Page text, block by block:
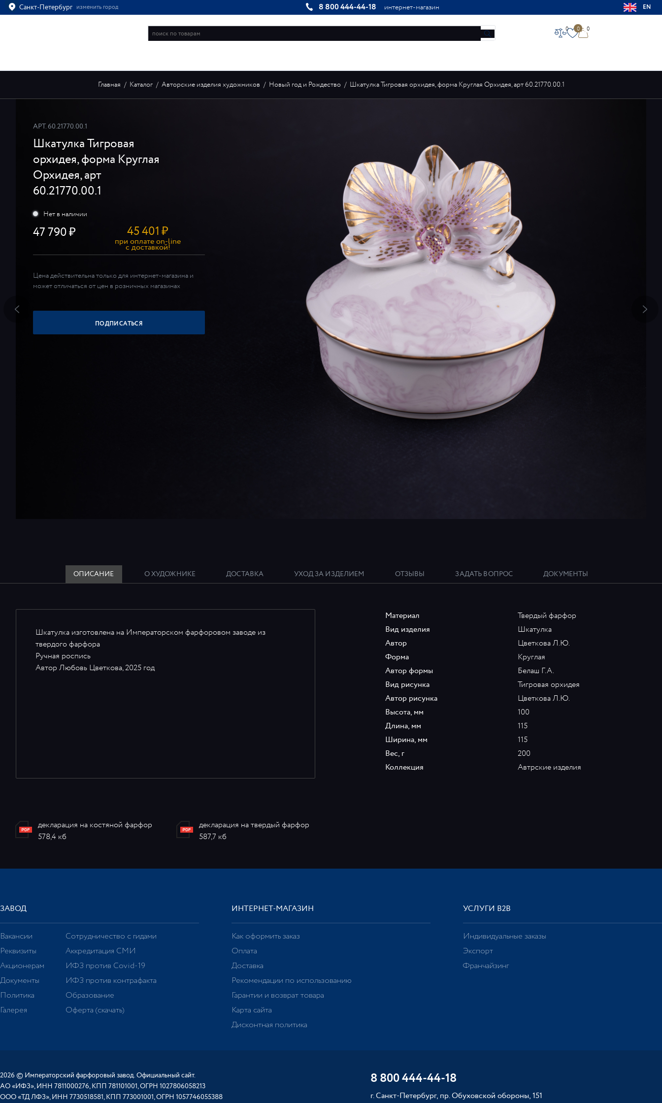
Санкт-Петербург изменить город 8 800 444-44-18 интернет-магазин EN
0 0 0
Главная / Каталог / Авторские изделия художников / Новый год и Рождество / Шкатулка Тигровая орхидея, форма Круглая Орхидея, арт 60.21770.00.1
АРТ.60.21770.00.1
Шкатулка Тигровая
орхидея, форма Круглая
Орхидея, арт
60.21770.00.1
47 790 45 401₽
при оплате on-line
c доставкой!
Цена действительна только для интернет-магазина и
может отличаться от цен в розничных магазинах
ПОДПИСАТЬСЯ
ОПИСАНИЕ О ХУДОЖНИКЕ ДОСТАВКА УХОД ЗА ИЗДЕЛИЕМ ОТЗЫВЫ ЗАДАТЬ ВОПРОС ДОКУМЕНТЫ
Шкатулка изготовлена на Императорском фарфоровом заводе из
твердого фарфора
Ручная роспись
Автор Любовь Цветкова, 2025 год
Материал
Твердый фарфор
Вид изделия
Шкатулка
Автор
Цветкова Л.Ю.
Форма
Круглая
Автор формы
Белаш Г.А.
Вид рисунка
Тигровая орхидея
Автор рисунка
Цветкова Л.Ю.
Высота, мм
100
Длина, мм
115
Ширина, мм
115
Вес, г
200
Коллекция
Автрские изделия
декларация на костяной фарфор
578,4 кб
декларация на твердый фарфор
587,7 кб
ЗАВОД
Вакансии
Реквизиты
Акционерам
Документы
Политика
Галерея
Сотрудничество с гидами
Аккредитация СМИ
ИФЗ против Covid-19
ИФЗ против контрафакта
Образование
Оферта (скачать)
ИНТЕРНЕТ-МАГАЗИН
Как оформить заказ
Оплата
Доставка
Рекомендации по использованию
Гарантии и возврат товара
Карта сайта
Дисконтная политика
УСЛУГИ В2В
Индивидуальные заказы
Экспорт
Франчайзинг
2026 © Императорский фарфоровый завод. Официальный сайт.
АО «ИФЗ», ИНН 7811000276, КПП 781101001, ОГРН 1027806058213
ООО «ТД ЛФЗ», ИНН 7730518581, КПП 773001001, ОГРН 1057746055388
8 800 444-44-18
г. Санкт-Петербург, пр. Обуховской обороны, 151